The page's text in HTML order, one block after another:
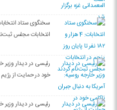
انتخابات مجلس
رئیسی در دیدار وزیر
خود در حمایت از
رئیسی در دیدار وزیر